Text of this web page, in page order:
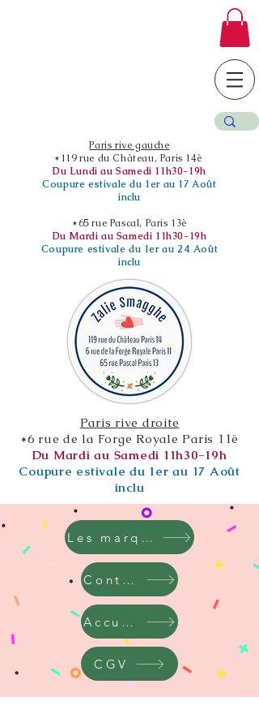
Paris rive gauche
*119 rue du Château, Paris 14è
Du Lundi au Samedi 11h30-19h
Coupure estivale du 1er au 17 Août
inclu
*65 rue Pascal, Paris 13è
Du Mardi au Samedi 11h30-19h
Coupure estivale du 1er au 24 Août
inclu
Paris rive droite
*6 rue de la Forge Royale Paris 11è
Du Mardi au Samedi 11h30-19h
Coupure estivale du 1er au 17 Août
inclu
Les marques
Contact
Accueil
CGV